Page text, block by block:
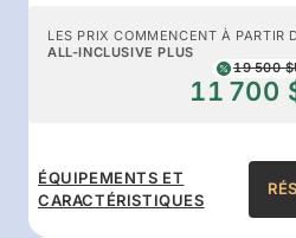
LES PRIX COMMENCENT À PARTIR
ALL-INCLUSIVE PLUS
19 500
11 700
ÉQUIPEMENTS ET
CARACTÉRISTIQUES